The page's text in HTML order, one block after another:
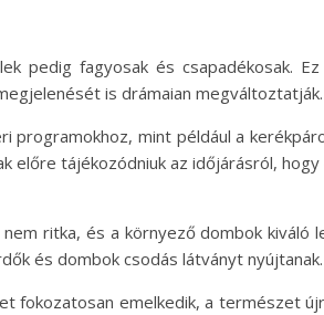
pedig fagyosak és csapadékosak.
is drámaian megváltoztatják.
programokhoz, mint például a
előre tájékozódniuk az időjárásról, hogy
ritka, és a környező dombok kiváló
és dombok csodás látványt nyújtanak.
fokozatosan emelkedik, a természet